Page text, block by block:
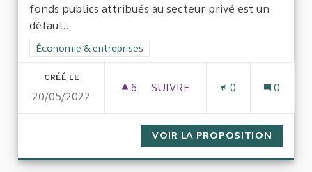
fonds publics attribués au secteur privé est un
défaut...
Filtrer les résultats de la catégorie : Économie & entreprises
Économie & entreprises
CRÉÉ LE
20/05/2022
6 6 ABONNÉS
SUIVRE
0 0
VOIR LA PROPOSITION